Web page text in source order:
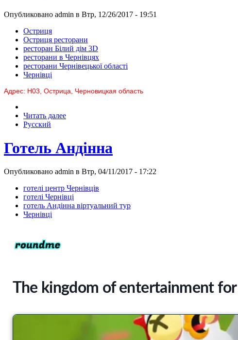
Опубликовано admin в Втр, 12/26/2017 - 19:51
Остриця
Остриця ресторани
ресторан Білий дім 3D
ресторани в Чернівцях
ресторани Чернівецької області
Чернівці
Адрес: Н03, Острица, Черновицкая область
Читать далее
Русский
Готель Андінна
Опубликовано admin в Втр, 04/11/2017 - 17:22
готелі центр Чернівців
готелі Чернівці
готель Андінна віртуальний тур
Чернівці